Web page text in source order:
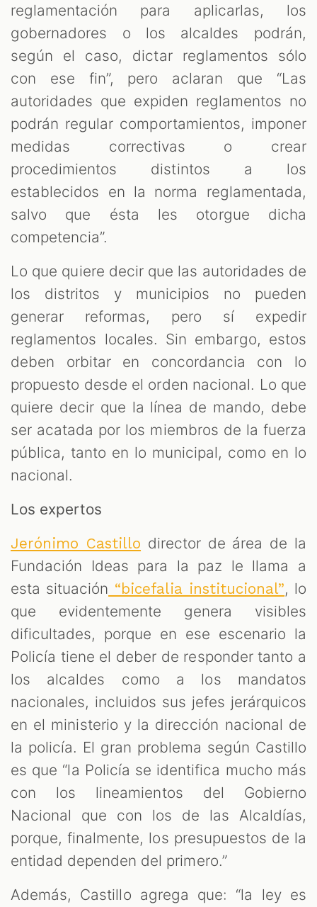
reglamentación para aplicarlas, los
gobernadores o los alcaldes podrán,
según el caso, dictar reglamentos sólo
con ese fin”, pero aclaran que “Las
autoridades que expiden reglamentos no
podrán regular comportamientos, imponer
medidas correctivas o crear
procedimientos distintos a los
establecidos en la norma reglamentada,
salvo que ésta les otorgue dicha
competencia”.
Lo que quiere decir que las autoridades de
los distritos y municipios no pueden
generar reformas, pero sí expedir
reglamentos locales. Sin embargo, estos
deben orbitar en concordancia con lo
propuesto desde el orden nacional. Lo que
quiere decir que la línea de mando, debe
ser acatada por los miembros de la fuerza
pública, tanto en lo municipal, como en lo
nacional.
Los expertos
Jerónimo Castillo director de área de la
Fundación Ideas para la paz le llama a
esta situación “bicefalia institucional”, lo
que evidentemente genera visibles
dificultades, porque en ese escenario la
Policía tiene el deber de responder tanto a
los alcaldes como a los mandatos
nacionales, incluidos sus jefes jerárquicos
en el ministerio y la dirección nacional de
la policía. El gran problema según Castillo
es que “la Policía se identifica mucho más
con los lineamientos del Gobierno
Nacional que con los de las Alcaldías,
porque, finalmente, los presupuestos de la
entidad dependen del primero.”
Además, Castillo agrega que: “la ley es